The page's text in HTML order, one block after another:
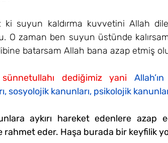
ki suyun kaldırma kuvvetini Allah
O zaman ben suyun üstünde
batarsam Allah bana azap etmiş
sünnetullahı dediğimiz yani
sosyolojik kanunları, psikolojik
aykırı hareket edenlere azap
rahmet eder. Haşa burada bir keyfilik